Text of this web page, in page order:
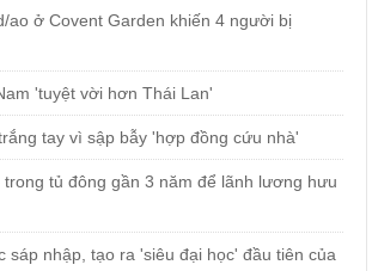
ao ở Covent Garden khiến 4 người bị
'tuyệt vời hơn Thái Lan'
tay vì sập bẫy 'hợp đồng cứu nhà'
trong tủ đông gần 3 năm để lãnh lương hưu
sáp nhập, tạo ra 'siêu đại học' đầu tiên của